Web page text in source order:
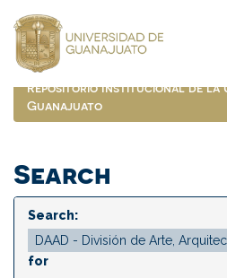
navigation
Repositorio Institucional de la
Guanajuato
Search
Search:
for